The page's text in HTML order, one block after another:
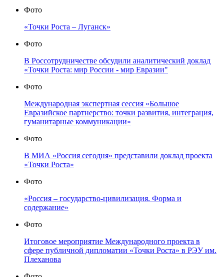
Фото
«Точки Роста – Луганск»
Фото
В Россотрудничестве обсудили аналитический доклад
«Точки Роста: мир России - мир Евразии"
Фото
Международная экспертная сессия «Большое
Евразийское партнерство: точки развития, интеграция,
гуманитарные коммуникации»
Фото
В МИА «Россия сегодня» представили доклад проекта
«Точки Роста»
Фото
«Россия – государство-цивилизация. Форма и
содержание»
Фото
Итоговое мероприятие Международного проекта в
сфере публичной дипломатии «Точки Роста» в РЭУ им.
Плеханова